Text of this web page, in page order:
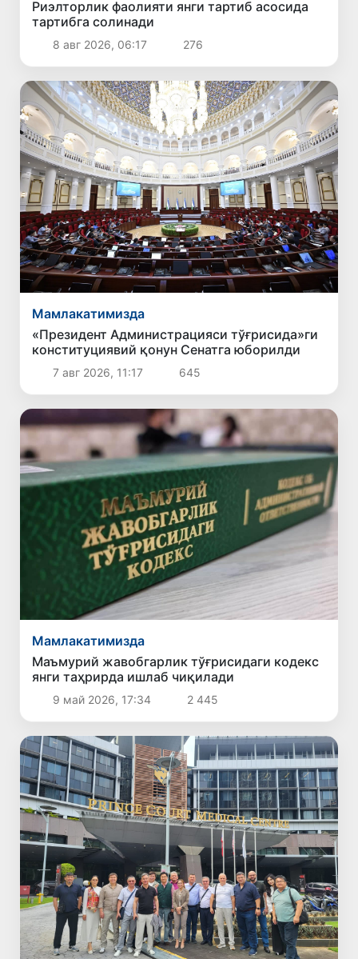
Риэлторлик фаолияти янги тартиб асосида
тартибга солинади
8 авг 2026, 06:17 276
Мамлакатимизда
«Президент Администрацияси тўғрисида»ги
конституциявий қонун Сенатга юборилди
7 авг 2026, 11:17 645
Мамлакатимизда
Маъмурий жавобгарлик тўғрисидаги кодекс
янги таҳрирда ишлаб чиқилади
9 май 2026, 17:34 2 445